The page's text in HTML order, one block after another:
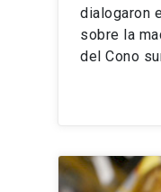
dialogaron
sobre la
del Cono